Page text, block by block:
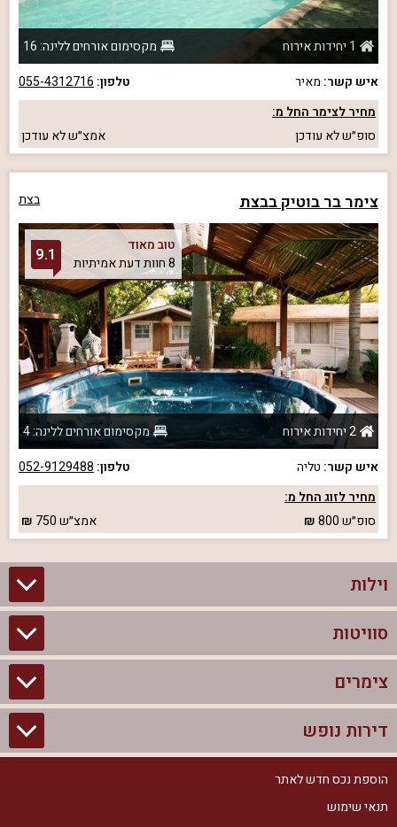
1 יחידות אירוח
מקסימום אורחים ללינה: 16
איש קשר: מאיר טלפון: 055-4312716
מחיר לצימר החל מ:
סופ״שלא עודכן אמצ״שלא עודכן
צימר בר בוטיק בבצת בצת
טוב מאוד
8 חוות דעת אמיתיות
9.1
2 יחידות אירוח
מקסימום אורחים ללינה: 4
איש קשר: טליה טלפון: 052-9129488
מחיר לזוג החל מ:
סופ״ש800 אמצ״ש750
וילות
וילות בצפון
וילות להשכרה
וילות למסיבת רווקים
סוויטות
סוויטות בצפון
צימרים לזוגות עם בריכה פרטית
צימרים יוקרתיים
צימרים
צימרים בצפון
צימרים לזוגות
צימרים למשפחות
דירות נופש
דירות נופש בצפון
הוספת נכס חדש לאתר
תנאי שימוש